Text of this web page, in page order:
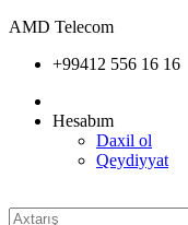
AMD Telecom
+99412 556 16 16
Hesabım
Daxil ol
Qeydiyyat